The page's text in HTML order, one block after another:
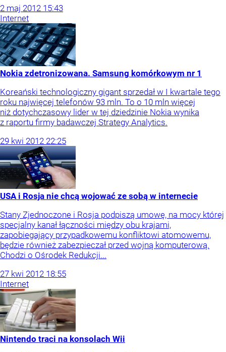
2 maj 2012 15:43
Internet
Nokia zdetronizowana. Samsung komórkowym nr 1
Koreański technologiczny gigant sprzedał w I kwartale tego
roku najwięcej telefonów 93 mln. To o 10 mln więcej
niż dotychczasowy lider w tej dziedzinie Nokia wynika
z raportu firmy badawczej Strategy Analytics.
29 kwi 2012 22:25
USA i Rosja nie chcą wojować ze sobą w internecie
Stany Zjednoczone i Rosja podpiszą umowę, na mocy której
specjalny kanał łączności między obu krajami,
zapobiegający przypadkowemu konfliktowi atomowemu,
będzie również zabezpieczał przed wojną komputerową.
Chodzi o Ośrodek Redukcji...
27 kwi 2012 18:55
Internet
Nintendo traci na konsolach Wii